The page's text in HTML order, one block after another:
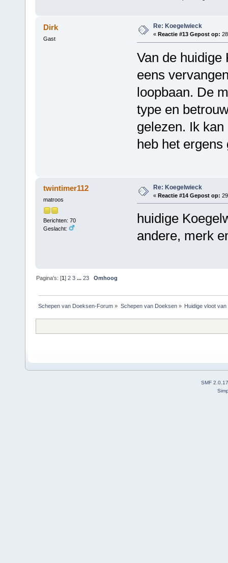
Dirk
Gast
Re: Koegelwieck
« Reactie #13 Gepost op:
Van de huidige
eens
loopbaan. De
type en
gelezen. Ik
heb het ergens
twintimer112
matroos
Berichten: 70
Geslacht:
Re: Koegelwieck
« Reactie #14 Gepost op:
huidige
andere, merk
Pagina's: [1]2 3 ...23 Omhoog
Schepen van Doeksen-Forum » Schepen van Doeksen» Huidige vloot
SMF 2.0.17